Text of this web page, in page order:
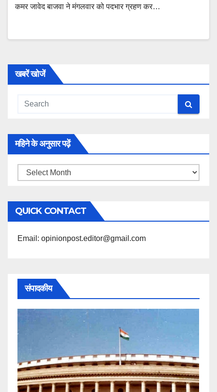
कमर जावेद बाजवा ने मंगलवार को पदभार ग्रहण कर…
खबरें खोजें
महिने के अनुसार पढ़ें
महिने
अनुसार
पढ़ें
QUICK CONTACT
Email: opinionpost.editor@gmail.com
संपादकीय